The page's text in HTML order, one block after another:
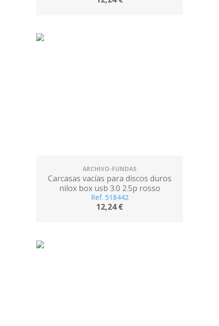
ARCHIVO-FUNDAS
Carcasas vacías para discos duros
nilox box usb 3.0 2.5p rosso
Ref. 518442
12,24 €